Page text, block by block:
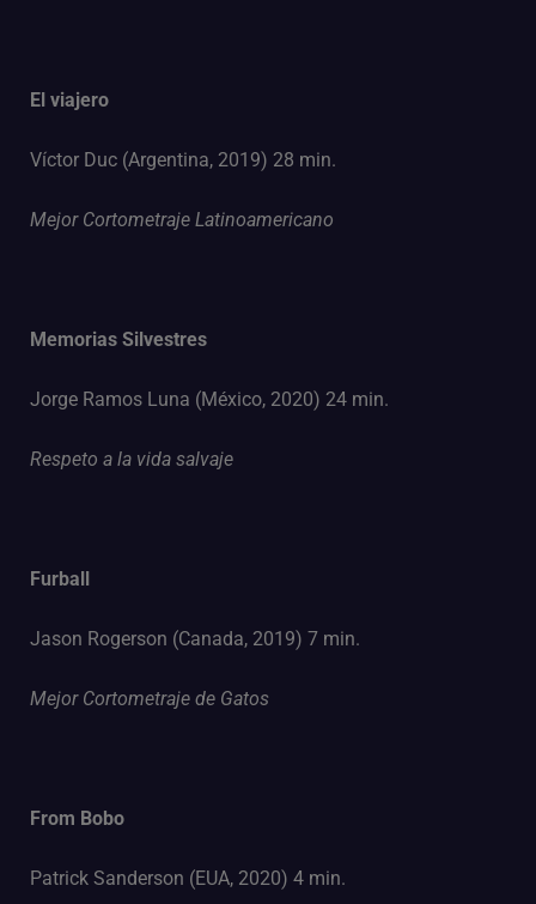
El viajero
Víctor Duc (Argentina, 2019) 28 min.
Mejor Cortometraje Latinoamericano
Memorias Silvestres
Jorge Ramos Luna (México, 2020) 24 min.
Respeto a la vida salvaje
Furball
Jason Rogerson (Canada, 2019) 7 min.
Mejor Cortometraje de Gatos
From Bobo
Patrick Sanderson (EUA, 2020) 4 min.